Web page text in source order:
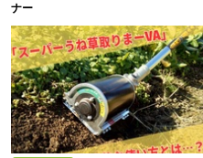
ナー